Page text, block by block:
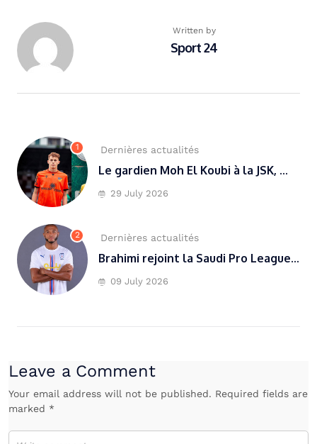
Written by
Sport 24
1 Dernières actualités
Le gardien Moh El Koubi à la JSK, ...
29 July 2026
2 Dernières actualités
Brahimi rejoint la Saudi Pro League...
09 July 2026
Leave a Comment
Your email address will not be published. Required fields are
marked *